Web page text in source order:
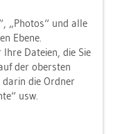
„Pho­tos“ und alle
Ebene.
Da­tei­en, die Sie
der obers­ten
darin die Ord­ner
usw.